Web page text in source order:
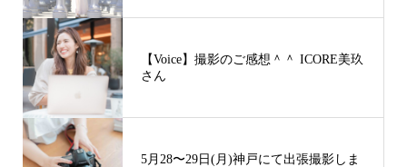
【Voice】撮影のご感想＾＾ ICORE美玖
さん
5月28〜29日(月)神戸にて出張撮影しま